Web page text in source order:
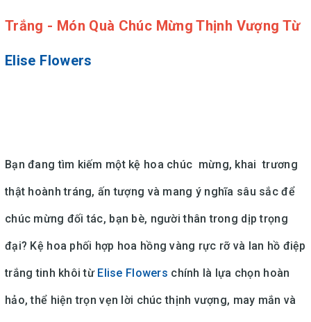
Trắng - Món Quà Chúc Mừng Thịnh Vượng Từ
Elise Flowers
Bạn đang tìm kiếm một kệ hoa chúc mừng, khai trương
thật hoành tráng, ấn tượng và mang ý nghĩa sâu sắc để
chúc mừng đối tác, bạn bè, người thân trong dịp trọng
đại? Kệ hoa phối hợp hoa hồng vàng rực rỡ và lan hồ điệp
trắng tinh khôi từ Elise Flowers chính là lựa chọn hoàn
hảo, thể hiện trọn vẹn lời chúc thịnh vượng, may mắn và